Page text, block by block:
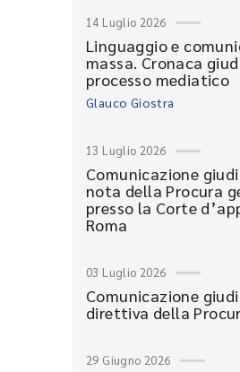
14 Luglio 2026
Linguaggio e
massa. Cronaca
processo mediatico
Glauco Giostra
13 Luglio 2026
Comunicazione
nota della Procura
presso la Corte
Roma
03 Luglio 2026
Comunicazione
direttiva della
29 Giugno 2026